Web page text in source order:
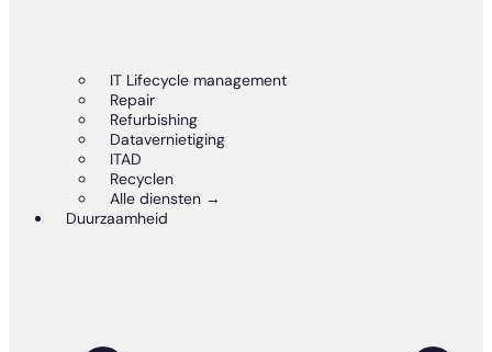
IT Lifecycle management
Repair
Refurbishing
Datavernietiging
ITAD
Recyclen
Alle diensten →
Duurzaamheid